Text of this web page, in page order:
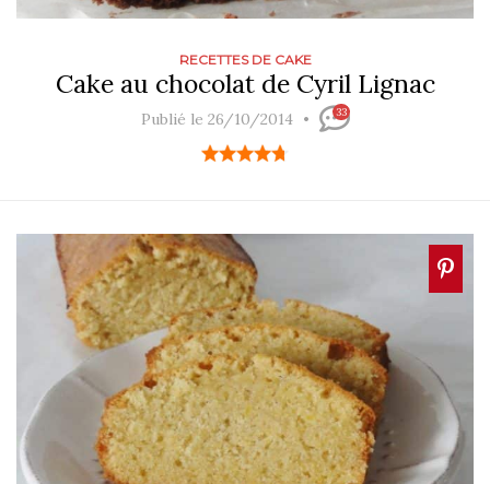
RECETTES DE CAKE
Cake au chocolat de Cyril Lignac
Publié le 26/10/2014 33